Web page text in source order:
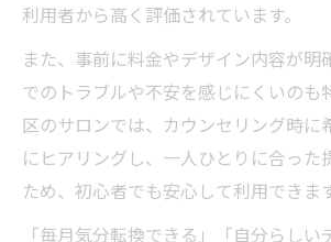
利用者から高く評価されています。
また、事前に料金やデザイン内容が明
でのトラブルや不安を感じにくいのも
区のサロンでは、カウンセリング時に
にヒアリングし、一人ひとりに合った
ため、初心者でも安心して利用できます
「毎月気分転換できる」「自分らしい